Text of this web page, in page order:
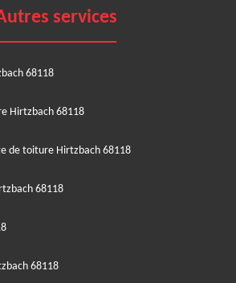
services
68118
Hirtzbach 68118
de toiture Hirtzbach 68118
68118
68118